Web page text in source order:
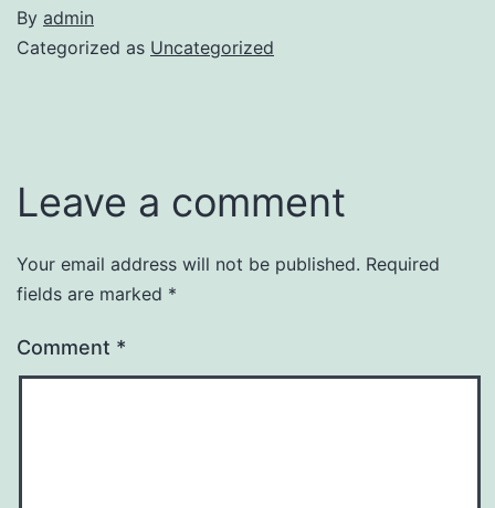
By admin
Categorized as Uncategorized
Leave a comment
Your email address will not be published. Required
fields are marked *
Comment *